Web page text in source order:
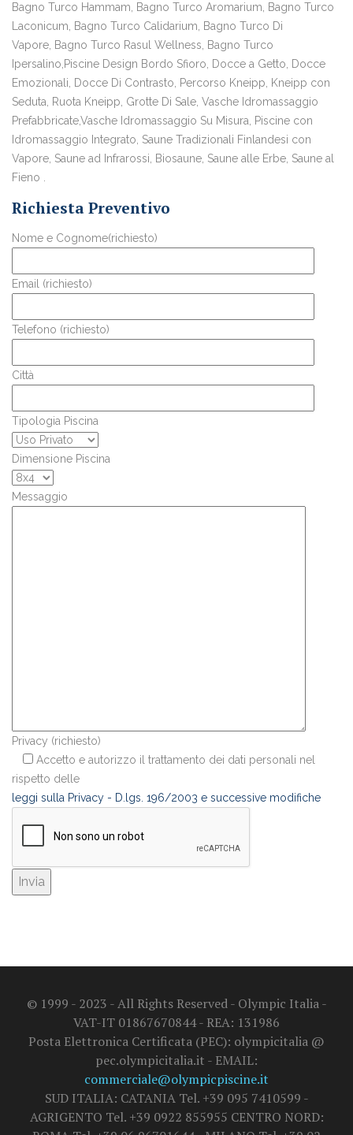
Bagno Turco Hammam, Bagno Turco Aromarium, Bagno Turco
Laconicum, Bagno Turco Calidarium, Bagno Turco Di
Vapore, Bagno Turco Rasul Wellness, Bagno Turco
Ipersalino,Piscine Design Bordo Sfioro, Docce a Getto, Docce
Emozionali, Docce Di Contrasto, Percorso Kneipp, Kneipp con
Seduta, Ruota Kneipp, Grotte Di Sale, Vasche Idromassaggio
Prefabbricate,Vasche Idromassaggio Su Misura, Piscine con
Idromassaggio Integrato, Saune Tradizionali Finlandesi con
Vapore, Saune ad Infrarossi, Biosaune, Saune alle Erbe, Saune al
Fieno .
Richiesta Preventivo
Nome e Cognome(richiesto)
Email (richiesto)
Telefono (richiesto)
Città
Tipologia Piscina
Dimensione Piscina
Messaggio
Privacy (richiesto)
Accetto e autorizzo il trattamento dei dati personali nel
rispetto delle
leggi sulla Privacy - D.lgs. 196/2003 e successive modifiche
© 1999 - 2023 - All Rights Reserved - Olympic Italia -
VAT-IT 01867670844 - REA: 131986
Posta Elettronica Certificata (PEC): olympicitalia @
pec.olympicitalia.it - EMAIL:
commerciale@olympicpiscine.it
SUD ITALIA: CATANIA Tel. +39 095 7410599 -
AGRIGENTO Tel. +39 0922 855955 CENTRO NORD: